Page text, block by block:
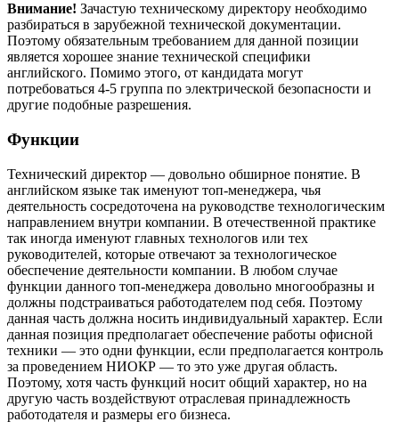
Внимание! Зачастую техническому директору необходимо
разбираться в зарубежной технической документации.
Поэтому обязательным требованием для данной позиции
является хорошее знание технической специфики
английского. Помимо этого, от кандидата могут
потребоваться 4-5 группа по электрической безопасности и
другие подобные разрешения.
Функции
Технический директор — довольно обширное понятие. В
английском языке так именуют топ-менеджера, чья
деятельность сосредоточена на руководстве технологическим
направлением внутри компании. В отечественной практике
так иногда именуют главных технологов или тех
руководителей, которые отвечают за технологическое
обеспечение деятельности компании. В любом случае
функции данного топ-менеджера довольно многообразны и
должны подстраиваться работодателем под себя. Поэтому
данная часть должна носить индивидуальный характер. Если
данная позиция предполагает обеспечение работы офисной
техники — это одни функции, если предполагается контроль
за проведением НИОКР — то это уже другая область.
Поэтому, хотя часть функций носит общий характер, но на
другую часть воздействуют отраслевая принадлежность
работодателя и размеры его бизнеса.